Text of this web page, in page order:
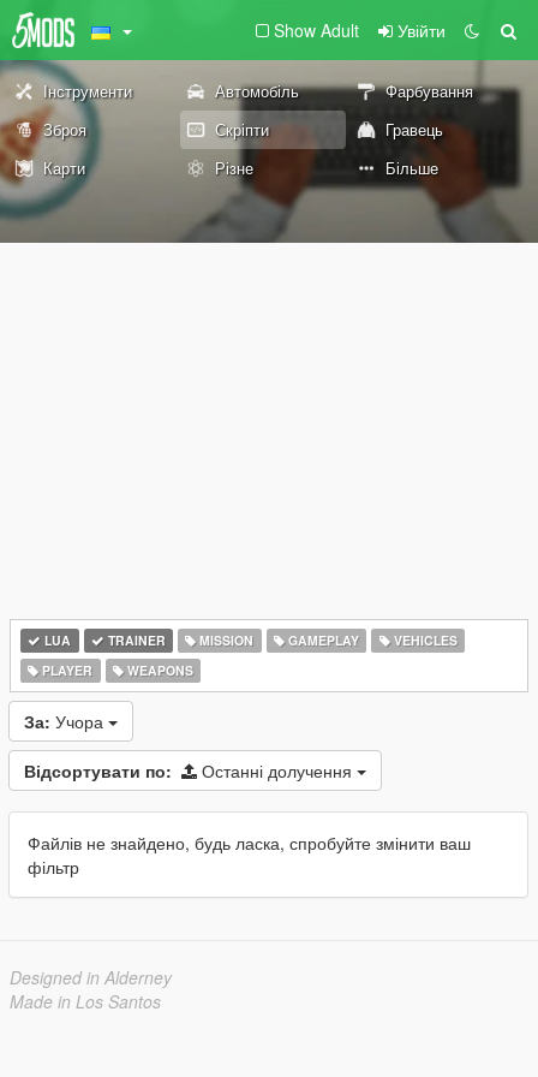
Show Adult Увійти
Інструменти Автомобіль
Фарбування
Зброя
Скріпти
Гравець
Карти
Різне Більше
LUA TRAINER MISSION GAMEPLAY
VEHICLES
PLAYER
WEAPONS
За: Учора
Відсортувати по: Останні долучення
Файлів не знайдено, будь ласка, спробуйте змінити ваш
фільтр
Designed in Alderney
Made in Los Santos